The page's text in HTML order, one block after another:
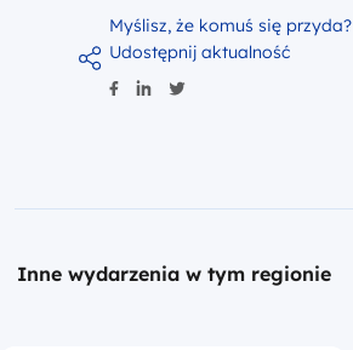
Myślisz, że komuś się przyda?
Udostępnij aktualność
Inne wydarzenia w tym regionie